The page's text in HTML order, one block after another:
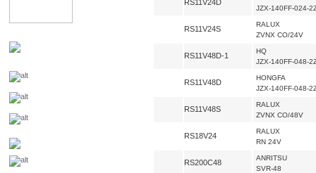
RS11V24D
JZX-140FF-024-
RS11V24S
RALUX
ZVNX CO/24V
RS11V48D-1
HQ
JZX-140FF-048-
RS11V48D
HONGFA
JZX-140FF-048-
RS11V48S
RALUX
ZVNX CO/48V
RS18V24
RALUX
RN 24V
RS200C48
ANRITSU
SVR-48